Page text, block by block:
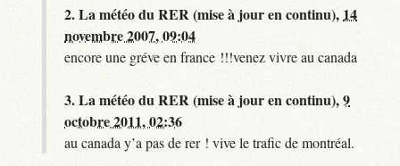
2.La météo du RER (mise à jour en continu), 14
novembre 2007, 09:04
encore une gréve en france !!!venez vivre au canada
3.La météo du RER (mise à jour en continu),9
octobre 2011, 02:36
au canada y’a pas de rer ! vive le trafic de montréal.